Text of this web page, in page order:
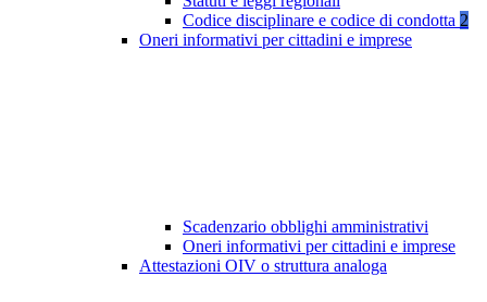
Codice disciplinare e codice di condotta 2
Oneri informativi per cittadini e imprese
Scadenzario obblighi amministrativi
Oneri informativi per cittadini e imprese
Attestazioni OIV o struttura analoga